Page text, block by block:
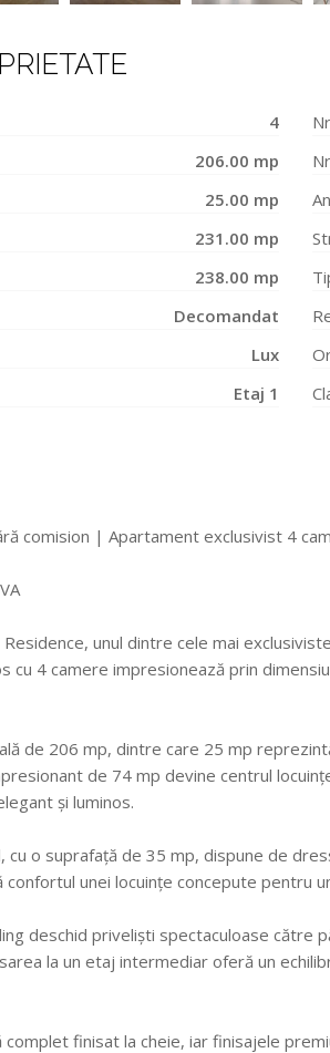
4
206.00 mp
25.00 mp
231.00 mp
238.00 mp
Decomandat
Lux
Etaj 1
comision | Apartament exclusivist 4
unul dintre cele mai
cu 4 camere impresionează prin
de 206 mp, dintre care 25 mp
de 74 mp devine centrul
și luminos.
cu o suprafață de 35 mp, dispune de
confortul unei locuințe concepute pentru
deschid priveliști spectaculoase către
la un etaj intermediar oferă un
finisat la cheie, iar finisajele